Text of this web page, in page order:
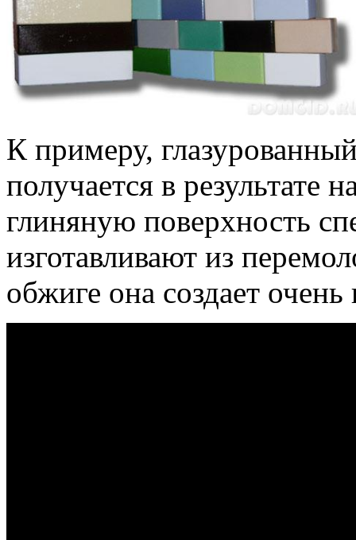
К примеру,
получается в
глиняную поверхность
изготавливают из
обжиге она создает